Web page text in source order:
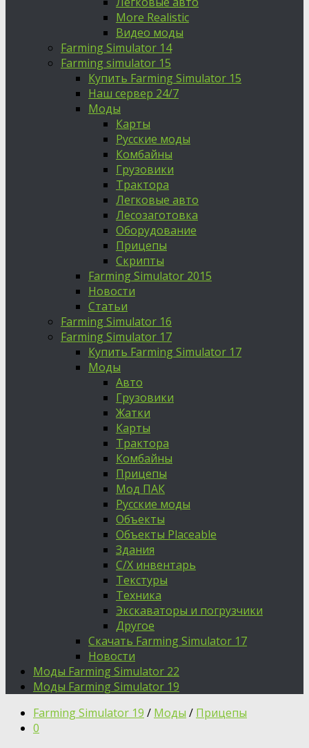
More Realistic
Видео моды
Farming Simulator 14
Farming simulator 15
Купить Farming Simulator 15
Наш сервер 24/7
Моды
Карты
Русские моды
Комбайны
Грузовики
Трактора
Легковые авто
Лесозаготовка
Оборудование
Прицепы
Скрипты
Farming Simulator 2015
Новости
Статьи
Farming Simulator 16
Farming Simulator 17
Купить Farming Simulator 17
Моды
Авто
Грузовики
Жатки
Карты
Трактора
Комбайны
Прицепы
Мод ПАК
Русские моды
Объекты
Объекты Placeable
Здания
С/Х инвентарь
Текстуры
Техника
Экскаваторы и погрузчики
Другое
Скачать Farming Simulator 17
Новости
Моды Farming Simulator 22
Моды Farming Simulator 19
Farming Simulator 19 / Моды / Прицепы
0